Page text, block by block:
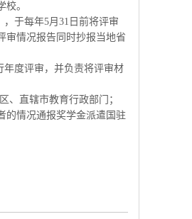
。
于每年5月31日前将评审
审情况报告同时抄报当地省
度评审，并负责将评审材
、直辖市教育行政部门；
的情况通报奖学金派遣国驻